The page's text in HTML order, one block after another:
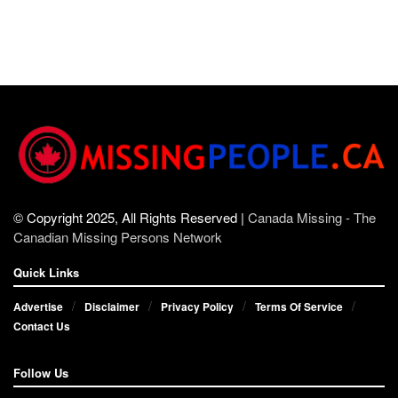
© Copyright 2025, All Rights Reserved | Canada Missing - The
Canadian Missing Persons Network
Quick Links
Advertise Disclaimer Privacy Policy
Terms Of Service
Contact Us
Follow Us